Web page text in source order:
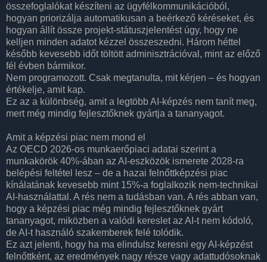
összefoglalókat készíteni az ügyfélkommunikációból,
hogyan priorizálja automatikusan a beérkező kéréseket, és
hogyan állít össze projekt-státuszjelentést úgy, hogy ne
kelljen minden adatot kézzel összeszedni. Három héttel
később kevesebb időt töltött adminisztrációval, mint az előző
fél évben bármikor.
Nem programozott. Csak megtanulta, mit kérjen – és hogyan
értékelje, amit kap.
Ez az a különbség, amit a legtöbb AI-képzés nem tanít meg,
mert még mindig fejlesztőknek gyártja a tananyagot.
Amit a képzési piac nem mond el
Az OECD 2026-os munkaerőpiaci adatai szerint a
munkakörök 40%-ában az AI-eszközök ismerete 2028-ra
belépési feltétel lesz – de a hazai felnőttképzési piac
kínálatának kevesebb mint 15%-a foglalkozik nem-technikai
AI-használattal. A rés nem a tudásban van. A rés abban van,
hogy a képzési piac még mindig fejlesztőknek gyárt
tananyagot, miközben a valódi kereslet az AI-t nem kódoló,
de AI-t használó szakemberek felé tolódik.
Ez azt jelenti, hogy ha ma elindulsz keresni egy AI-képzést
felnőttként, az eredmények nagy része vagy adattudósoknak